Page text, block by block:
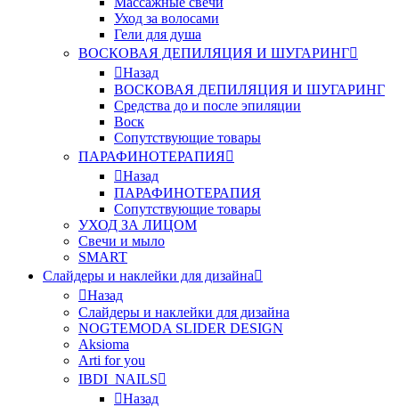
Уход за волосами
Гели для душа
ВОСКОВАЯ ДЕПИЛЯЦИЯ И ШУГАРИНГ
Назад
ВОСКОВАЯ ДЕПИЛЯЦИЯ И ШУГАРИНГ
Средства до и после эпиляции
Воск
Сопутствующие товары
ПАРАФИНОТЕРАПИЯ
Назад
ПАРАФИНОТЕРАПИЯ
Сопутствующие товары
УХОД ЗА ЛИЦОМ
Свечи и мыло
SMART
Слайдеры и наклейки для дизайна
Назад
Слайдеры и наклейки для дизайна
NOGTEMODA SLIDER DESIGN
Aksioma
Arti for you
IBDI_NAILS
Назад